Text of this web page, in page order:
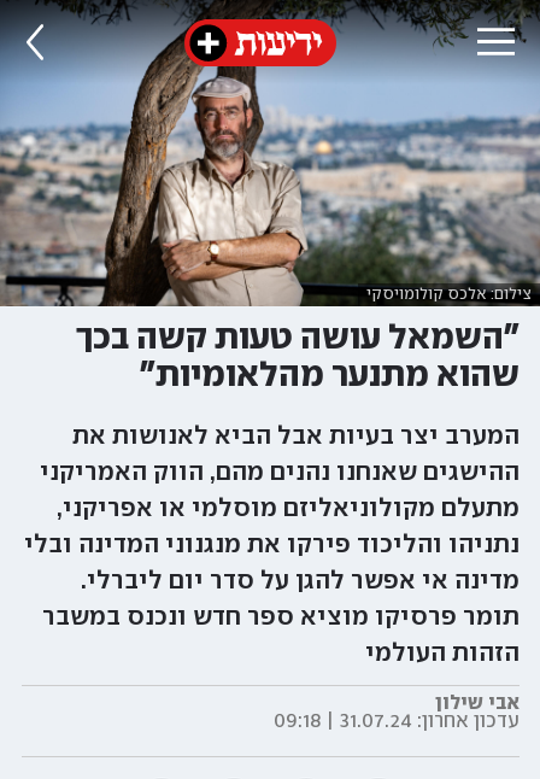
צילום: אלכס קולומויסקי
"השמאל עושה טעות קשה בכך
שהוא מתנער מהלאומיות"
המערב יצר בעיות אבל הביא לאנושות את
ההישגים שאנחנו נהנים מהם, הווק האמריקני
מתעלם מקולוניאליזם מוסלמי או אפריקני,
נתניהו והליכוד פירקו את מנגנוני המדינה ובלי
מדינה אי אפשר להגן על סדר יום ליברלי.
תומר פרסיקו מוציא ספר חדש ונכנס במשבר
הזהות העולמי
אבי שילון
עדכון אחרון: 31.07.24 | 09:18